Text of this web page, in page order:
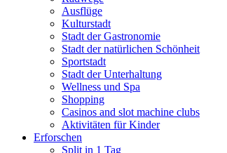
Ausflüge
Kulturstadt
Stadt der Gastronomie
Stadt der natürlichen Schönheit
Sportstadt
Stadt der Unterhaltung
Wellness und Spa
Shopping
Casinos and slot machine clubs
Aktivitäten für Kinder
Erforschen
Split in 1 Tag